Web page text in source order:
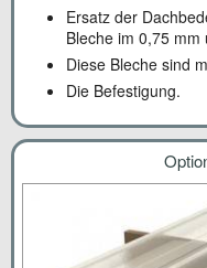
Ersatz der
Bleche im 0,75
Diese Bleche sind
Die Befestigung.